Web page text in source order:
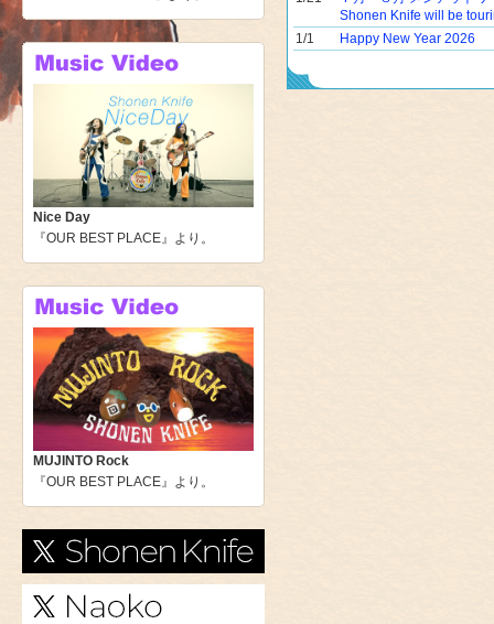
Nice Day
『OUR BEST PLACE』より。
MUJINTO Rock
『OUR BEST PLACE』より。
Shonen Knife will be
1/1
Happy New Year 2026